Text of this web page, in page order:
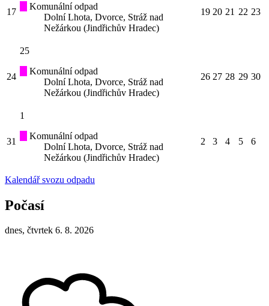
17
Komunální odpad
Dolní Lhota, Dvorce, Stráž nad
Nežárkou (Jindřichův Hradec)
19 20 21 22 23
24
25
Komunální odpad
Dolní Lhota, Dvorce, Stráž nad
Nežárkou (Jindřichův Hradec)
26 27 28 29 30
31
1
Komunální odpad
Dolní Lhota, Dvorce, Stráž nad
Nežárkou (Jindřichův Hradec)
2 3 4 5 6
Kalendář svozu odpadu
Počasí
dnes, čtvrtek 6. 8. 2026